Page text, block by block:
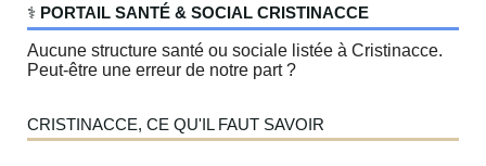
‍⚕️ PORTAIL SANTÉ & SOCIAL CRISTINACCE
Aucune structure santé ou sociale listée à Cristinacce.
Peut-être une erreur de notre part ?
CRISTINACCE, CE QU'IL FAUT SAVOIR